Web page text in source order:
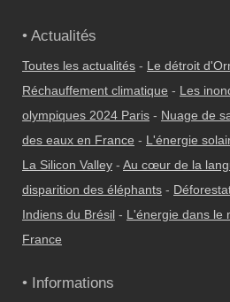
• Actualités
Toutes les actualités - Le détroit
Réchauffement climatique - Les
olympiques 2024 Paris - Nuage de
des eaux en France - L'énergie
La Silicon Valley - Au cœur de la
disparition des éléphants -
Indiens du Brésil - L'énergie dans le
France
• Informations